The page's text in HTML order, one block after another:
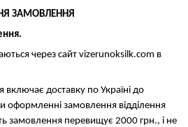
ЗАМОВЛЕННЯ
через сайт vizerunoksilk.com в
включає доставку по Україні до
оформленні замовлення відділення
замовлення перевищує 2000 грн., і не